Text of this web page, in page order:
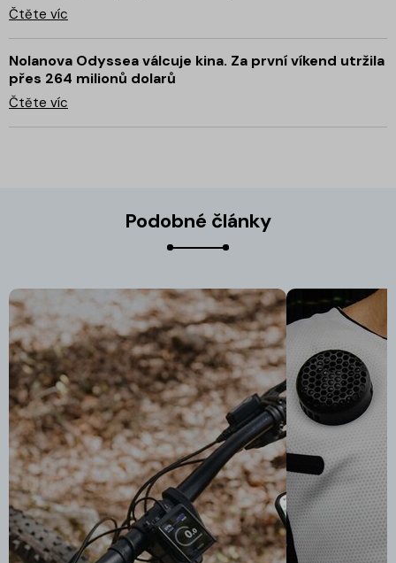
Čtěte víc
Nolanova Odyssea válcuje kina. Za první víkend utržila
přes 264 milionů dolarů
Čtěte víc
Podobné články